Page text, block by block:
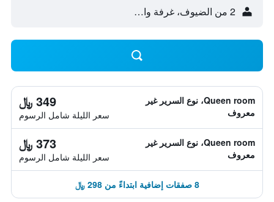
2 من الضيوف، غرفة واحدة
Queen room، نوع السرير غير
معروف
349 ﷼
سعر الليلة شامل الرسوم
Queen room، نوع السرير غير
معروف
373 ﷼
سعر الليلة شامل الرسوم
8 صفقات إضافية ابتداءً من 298 ﷼